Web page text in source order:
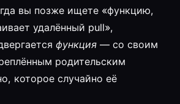
вы позже ищете «функцию,
удалённый pull»,
функция — со своим
родительским
которое случайно её